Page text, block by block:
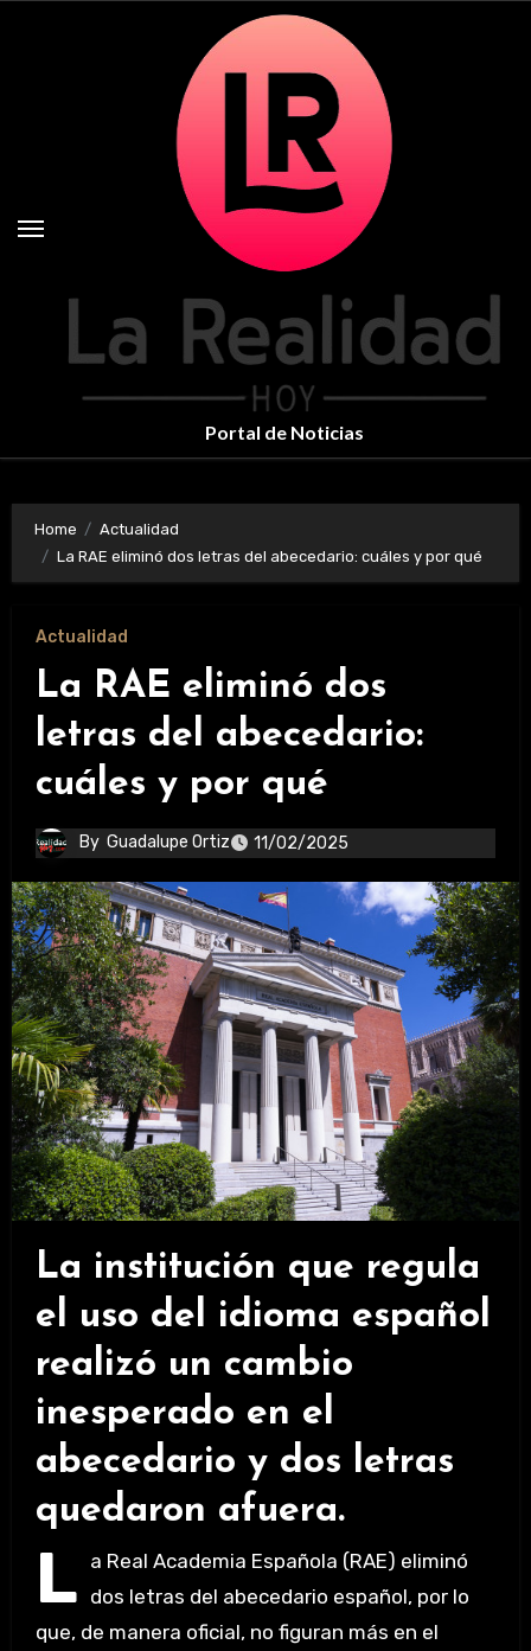
Portal de Noticias
Home
Actualidad
La RAE eliminó dos letras del abecedario: cuáles y por qué
Actualidad
La RAE eliminó dos
letras del abecedario:
cuáles y por qué
By Guadalupe Ortiz 11/02/2025
La institución que regula
el uso del idioma español
realizó un cambio
inesperado en el
abecedario y dos letras
quedaron afuera.
L a Real Academia Española (RAE) eliminó
dos letras del abecedario español, por lo
que, de manera oficial, no figuran más en el